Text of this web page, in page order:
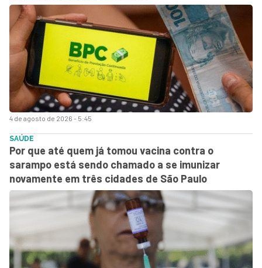
4 de agosto de 2026 - 5:45
SAÚDE
Por que até quem já tomou vacina contra o
sarampo está sendo chamado a se imunizar
novamente em três cidades de São Paulo